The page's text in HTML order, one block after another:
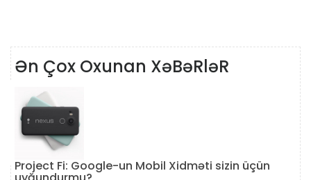
Ən Çox Oxunan XəBəRləR
Project Fi: Google-un Mobil Xidməti sizin üçün